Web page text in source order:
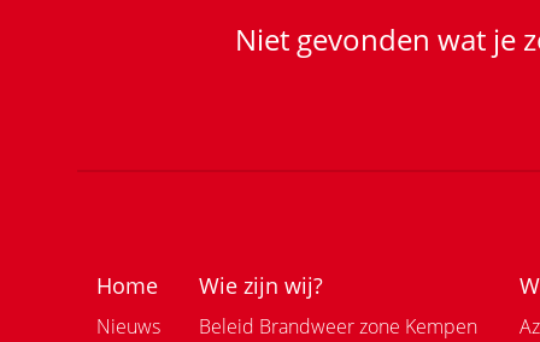
Niet gevonden wat je
Home
Nieuws
Wie zijn wij?
Beleid Brandweer zone Kempen